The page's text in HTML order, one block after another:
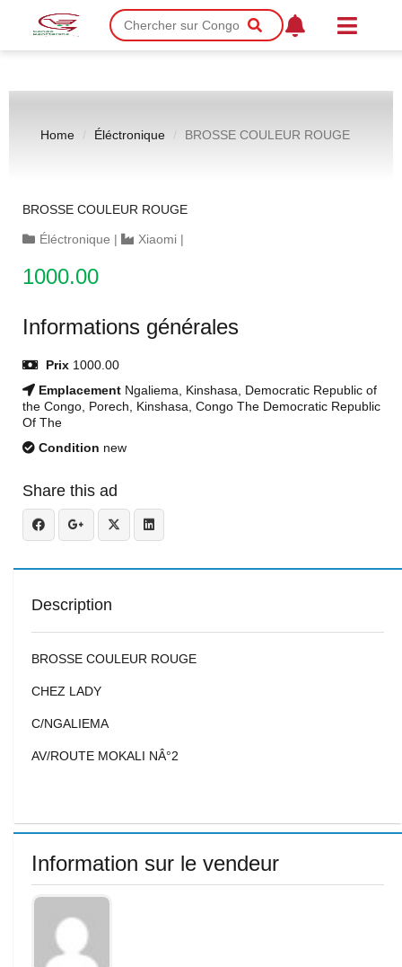
Home Éléctronique BROSSE COULEUR ROUGE
BROSSE COULEUR ROUGE
Éléctronique | Xiaomi |
1000.00
Informations générales
Prix 1000.00
Emplacement Ngaliema, Kinshasa, Democratic Republic of
the Congo, Porech, Kinshasa, Congo The Democratic Republic
Of The
Condition new
Share this ad
Description
BROSSE COULEUR ROUGE
CHEZ LADY
C/NGALIEMA
AV/ROUTE MOKALI NÂ°2
Information sur le vendeur